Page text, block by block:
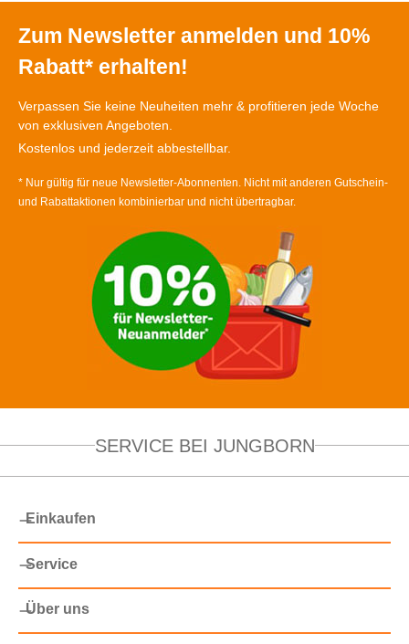
Zum Newsletter anmelden und 10%
Rabatt* erhalten!
Verpassen Sie keine Neuheiten mehr & profitieren jede Woche
von exklusiven Angeboten.
Kostenlos und jederzeit abbestellbar.
* Nur gültig für neue Newsletter-Abonnenten. Nicht mit anderen Gutschein-
und Rabattaktionen kombinierbar und nicht übertragbar.
SERVICE BEI JUNGBORN
Einkaufen
Service
Über uns